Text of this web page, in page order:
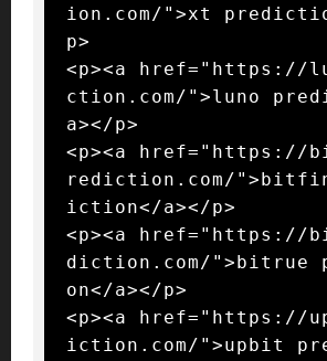
ion.com/">xt
p>
<p><a href="https://
ction.com/">luno
a></p>
<p><a href="https://
rediction.com/
iction</a></p>
<p><a href="https://
diction.com/">bitrue
on</a></p>
<p><a href="https://
iction.com/">upbit